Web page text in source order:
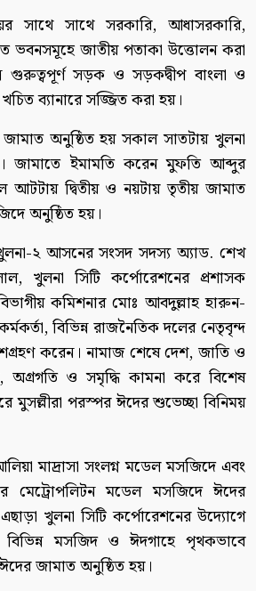
সাথে সাথে সরকারি, আধাসরকারি,
ভবনসমূহে জাতীয় পতাকা উত্তোলন করা
গুরুত্বপূর্ণ সড়ক ও সড়কদ্বীপ বাংলা ও
ব্যানারে সজ্জিত করা হয়।
অনুষ্ঠিত হয় সকাল সাতটায় খুলনা
জামাতে ইমামতি করেন মুফতি আব্দুর
আটটায় দ্বিতীয় ও নয়টায় তৃতীয় জামাত
অনুষ্ঠিত হয়।
২ আসনের সংসদ সদস্য অ্যাড. শেখ
খুলনা সিটি কর্পোরেশনের প্রশাসক
কমিশনার মোঃ আবদুল্লাহ হারুন-
বিভিন্ন রাজনৈতিক দলের নেতৃবৃন্দ
করেন। নামাজ শেষে দেশ, জাতি ও
অগ্রগতি ও সমৃদ্ধি কামনা করে বিশেষ
মুসল্লীরা পরস্পর ঈদের শুভেচ্ছা বিনিময়
মাদ্রাসা সংলগ্ন মডেল মসজিদে এবং
মেট্রোপলিটন মডেল মসজিদে ঈদের
খুলনা সিটি কর্পোরেশনের উদ্যোগে
বিভিন্ন মসজিদ ও ঈদগাহে পৃথকভাবে
জামাত অনুষ্ঠিত হয়।